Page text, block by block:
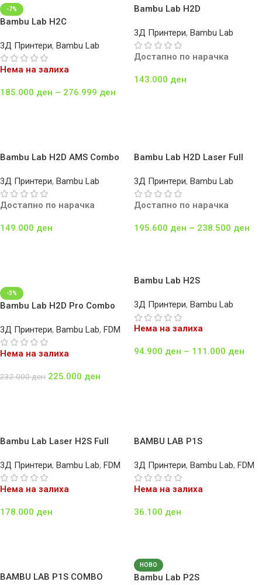
-7%
Bambu Lab H2C
3Д Принтери, Bambu Lab
Нема на залиха
185.000 ден – 276.999 ден
Bambu Lab H2D
3Д Принтери, Bambu Lab
Достапно по нарачка
143.000 ден
Bambu Lab H2D AMS Combo
3Д Принтери, Bambu Lab
Достапно по нарачка
149.000 ден
Bambu Lab H2D Laser Full
3Д Принтери, Bambu Lab
Достапно по нарачка
195.600 ден – 238.500 ден
-3%
Bambu Lab H2D Pro Combo
3Д Принтери, Bambu Lab, FDM
Нема на залиха
232.000ден 225.000 ден
Bambu Lab H2S
3Д Принтери, Bambu Lab
Нема на залиха
94.900 ден – 111.000 ден
Bambu Lab Laser H2S Full
3Д Принтери, Bambu Lab, FDM
Нема на залиха
178.000 ден
BAMBU LAB P1S
3Д Принтери, Bambu Lab, FDM
Нема на залиха
36.100 ден
BAMBU LAB P1S COMBO
НОВО
Bambu Lab P2S